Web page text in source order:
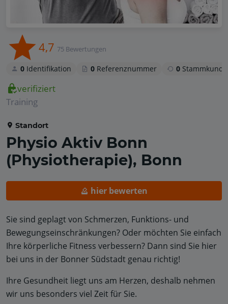
4,7 75 Bewertungen
0 Identifikation 0 Referenznummer 0 Stammkunde
verifiziert
Training
Standort
Physio Aktiv Bonn
(Physiotherapie), Bonn
hier bewerten
Sie sind geplagt von Schmerzen, Funktions- und
Bewegungseinschränkungen? Oder möchten Sie einfach
Ihre körperliche Fitness verbessern? Dann sind Sie hier
bei uns in der Bonner Südstadt genau richtig!
Ihre Gesundheit liegt uns am Herzen, deshalb nehmen
wir uns besonders viel Zeit für Sie.